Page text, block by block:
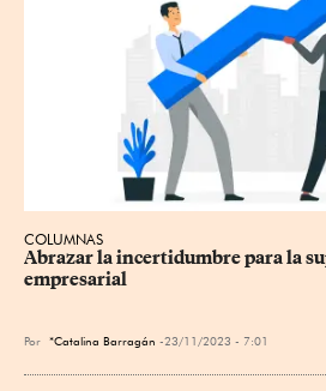
COLUMNAS
Abrazar la incertidumbre para la
empresarial
Por *Catalina Barragán 23/11/2023 - 7:01